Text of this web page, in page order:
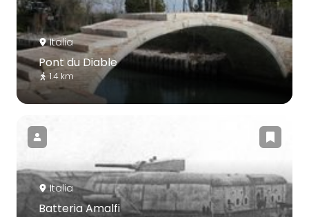
Italia
Pont du Diable
1.4 km
Italia
Batteria Amalfi